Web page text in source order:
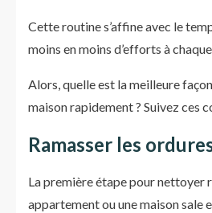
Cette routine s’affine avec le
moins en moins d’efforts à
Alors, quelle est la meilleure
maison rapidement ? Suivez ces
Ramasser les
La première étape pour nettoyer
appartement ou une maison sale